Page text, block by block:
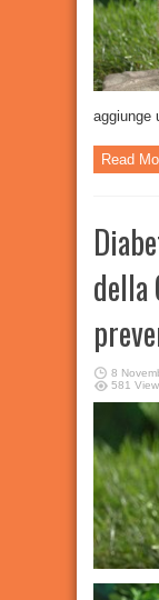
aggiunge
Read
della
8
581